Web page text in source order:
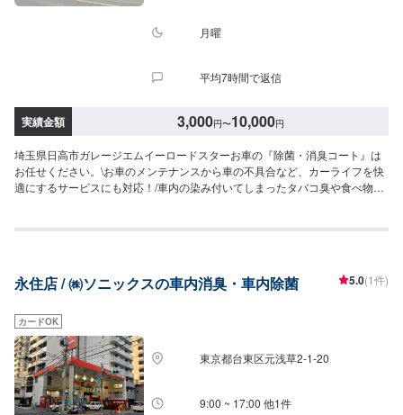
月曜
平均7時間で返信
実績金額 3,000円〜10,000円
埼玉県日高市ガレージエムイーロードスターお車の『除菌・消臭コート』は
お任せください。\お車のメンテナンスから車の不具合など、カーライフを快
適にするサービスにも対応！/車内の染み付いてしまったタバコ臭や食べ物臭
臭器になります！エアコンフィルターなどを交換してもシートや閉め切った
臭効果を発揮します。✔️一回の施工で嫌な車内の匂いがビックリするほど消
か？✔️夏に向けて快適なお出かけのサポートいたします✔️車種などにより施
工時間など多少変わってきますのでお気軽にロードスターまでご相談くださ
い‼<代車について>自費修理、整備に限り代車の貸し出しを無料で行っており
ます。有償でのレンタル貸出も行っております。お気軽にご相談下さい。※代
車の燃料代はお客様にご負担いただいております。<定休日・営業時間>定休
日：月曜日営業時間：9:00~18:00
永住店 / ㈱ソニックスの車内消臭・車内除菌 5.0(1件)
カードOK
東京都台東区元浅草2-1-20
9:00 ~ 17:00 他1件